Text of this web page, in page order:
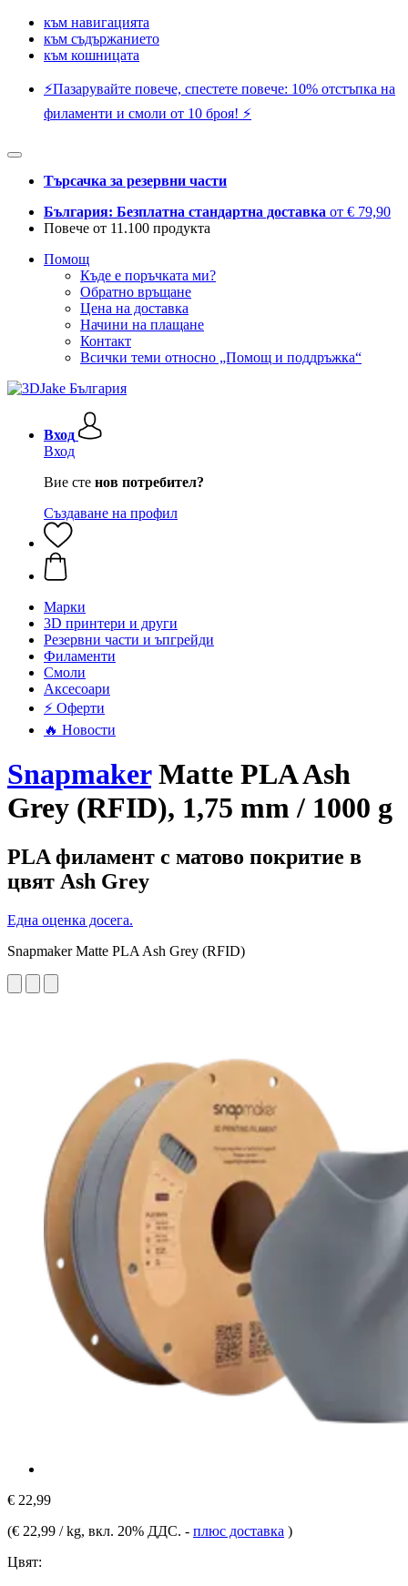
към навигацията
към съдържанието
към кошницата
⚡️Пазарувайте повече, спестете повече: 10% отстъпка на
филаменти и смоли от 10 броя! ⚡️
Търсачка за резервни части
България: Безплатна стандартна доставка от € 79,90
Повече от 11.100 продукта
Помощ
Къде е поръчката ми?
Обратно връщане
Цена на доставка
Начини на плащане
Контакт
Всички теми относно „Помощ и поддръжка“
Вход
Вход
Вие сте нов потребител?
Създаване на профил
Mарки
3D принтери и други
Резервни части и ъпгрейди
Филаменти
Смоли
Аксесоари
⚡ Оферти
🔥 Новости
SnapmakerMatte PLA Ash
Grey (RFID), 1,75 mm / 1000 g
PLA филамент с матово покритие в
цвят Ash Grey
Една оценка досега.
Snapmaker Matte PLA Ash Grey (RFID)
€ 22,99
(€ 22,99 / kg, вкл. 20% ДДС. - плюс доставка )
Цвят: